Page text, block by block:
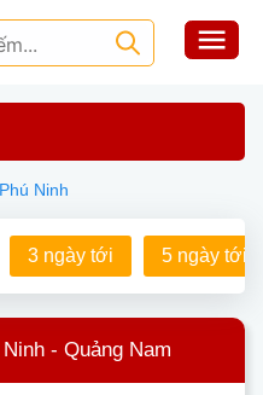
Phú Ninh
3 ngày tới 5 ngày tới
- Quảng Nam